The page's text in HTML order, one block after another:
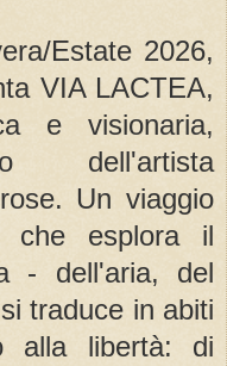
Estate 2026,
VIA LACTEA,
e visionaria,
dell'artista
Un viaggio
che esplora il
- dell'aria, del
traduce in abiti
alla libertà: di